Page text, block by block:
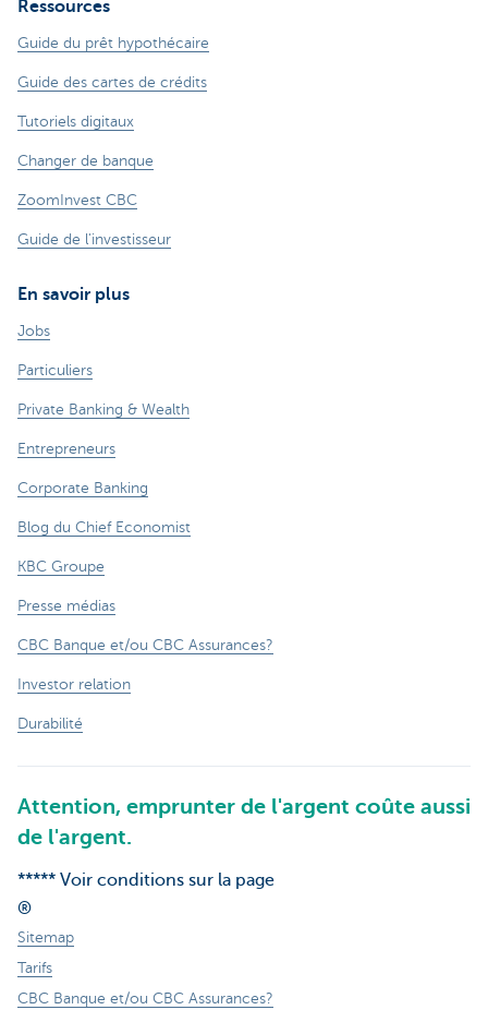
Ressources
Guide du prêt hypothécaire
Guide des cartes de crédits
Tutoriels digitaux
Changer de banque
ZoomInvest CBC
Guide de l'investisseur
En savoir plus
Jobs
Particuliers
Private Banking & Wealth
Entrepreneurs
Corporate Banking
Blog du Chief Economist
KBC Groupe
Presse médias
CBC Banque et/ou CBC Assurances?
Investor relation
Durabilité
Attention, emprunter de l'argent coûte aussi
de l'argent.
***** Voir conditions sur la page
®
Sitemap
Tarifs
CBC Banque et/ou CBC Assurances?